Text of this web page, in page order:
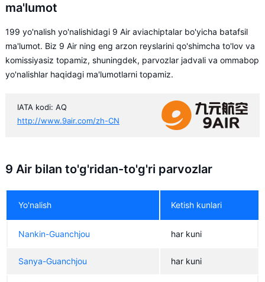
ma'lumot
199 yo'nalish yo'nalishidagi 9 Air aviachiptalar bo'yicha batafsil
ma'lumot. Biz 9 Air ning eng arzon reyslarini qo'shimcha to'lov va
komissiyasiz topamiz, shuningdek, parvozlar jadvali va ommabop
yo'nalishlar haqidagi ma'lumotlarni topamiz.
IATA kodi: AQ
http://www.9air.com/zh-CN
9 Air bilan to'g'ridan-to'g'ri parvozlar
Yo'nalish Ketish kunlari
Nankin-Guanchjou har kuni
Sanya-Guanchjou har kuni